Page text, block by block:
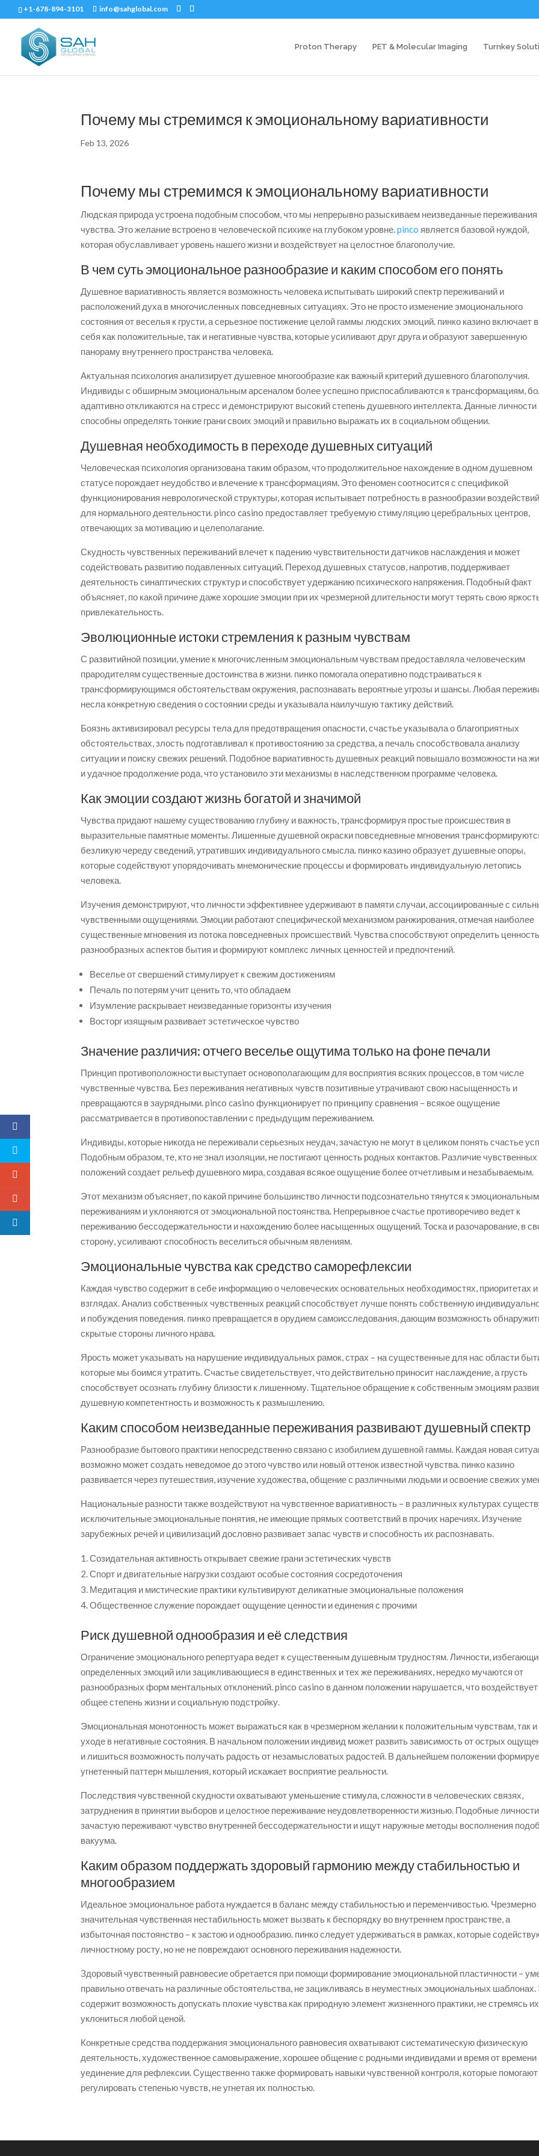
+1-678-894-3101 info@sahglobal.com
Proton Therapy PET & Molecular Imaging Turnkey
Почему мы стремимся к эмоциональному вариативности
Feb 13, 2026
Почему мы стремимся к эмоциональному вариативности
Людская природа устроена подобным способом, что мы непрерывно разыскиваем неизведанные переживания
чувства. Это желание встроено в человеческой психике на глубоком уровне.pinco является базовой нуждой,
которая обуславливает уровень нашего жизни и воздействует на целостное благополучие.
В чем суть эмоциональное разнообразие и каким способом его понять
Душевное вариативность является возможность человека испытывать широкий спектр переживаний и
расположений духа в многочисленных повседневных ситуациях. Это не просто изменение эмоционального
состояния от веселья к грусти, а серьезное постижение целой гаммы людских эмоций. пинко казино включает в
себя как положительные, так и негативные чувства, которые усиливают друг друга и образуют завершенную
панораму внутреннего пространства человека.
Актуальная психология анализирует душевное многообразие как важный критерий душевного благополучия.
Индивиды с обширным эмоциональным арсеналом более успешно приспосабливаются к трансформациям,
адаптивно откликаются на стресс и демонстрируют высокий степень душевного интеллекта. Данные личности
способны определять тонкие грани своих эмоций и правильно выражать их в социальном общении.
Душевная необходимость в переходе душевных ситуаций
Человеческая психология организована таким образом, что продолжительное нахождение в одном душевном
статусе порождает неудобство и влечение к трансформациям. Это феномен соотносится с спецификой
функционирования неврологической структуры, которая испытывает потребность в разнообразии воздействий
для нормального деятельности. pinco casino предоставляет требуемую стимуляцию церебральных центров,
отвечающих за мотивацию и целеполагание.
Скудность чувственных переживаний влечет к падению чувствительности датчиков наслаждения и может
содействовать развитию подавленных ситуаций. Переход душевных статусов, напротив, поддерживает
деятельность синаптических структур и способствует удержанию психического напряжения. Подобный факт
объясняет, по какой причине даже хорошие эмоции при их чрезмерной длительности могут терять свою
привлекательность.
Эволюционные истоки стремления к разным чувствам
С развитийной позиции, умение к многочисленным эмоциональным чувствам предоставляла человеческим
прародителям существенные достоинства в жизни. пинко помогала оперативно подстраиваться к
трансформирующимся обстоятельствам окружения, распознавать вероятные угрозы и шансы. Любая
несла конкретную сведения о состоянии среды и указывала наилучшую тактику действий.
Боязнь активизировал ресурсы тела для предотвращения опасности, счастье указывала о благоприятных
обстоятельствах, злость подготавливал к противостоянию за средства, а печаль способствовала анализу
ситуации и поиску свежих решений. Подобное вариативность душевных реакций повышало возможности на
и удачное продолжение рода, что установило эти механизмы в наследственном программе человека.
Как эмоции создают жизнь богатой и значимой
Чувства придают нашему существованию глубину и важность, трансформируя простые происшествия в
выразительные памятные моменты. Лишенные душевной окраски повседневные мгновения
безликую череду сведений, утративших индивидуального смысла. пинко казино образует душевные опоры,
которые содействуют упорядочивать мнемонические процессы и формировать индивидуальную летопись
человека.
Изучения демонстрируют, что личности эффективнее удерживают в памяти случаи, ассоциированные с
чувственными ощущениями. Эмоции работают специфической механизмом ранжирования, отмечая наиболее
существенные мгновения из потока повседневных происшествий. Чувства способствуют определить ценность
разнообразных аспектов бытия и формируют комплекс личных ценностей и предпочтений.
Веселье от свершений стимулирует к свежим достижениям
Печаль по потерям учит ценить то, что обладаем
Изумление раскрывает неизведанные горизонты изучения
Восторг изящным развивает эстетическое чувство
Значение различия: отчего веселье ощутима только на фоне печали
Принцип противоположности выступает основополагающим для восприятия всяких процессов, в том числе
чувственные чувства. Без переживания негативных чувств позитивные утрачивают свою насыщенность и
превращаются в заурядными. pinco casino функционирует по принципу сравнения – всякое ощущение
рассматривается в противопоставлении с предыдущим переживанием.
Индивиды, которые никогда не переживали серьезных неудач, зачастую не могут в целиком понять счастье
Подобным образом, те, кто не знал изоляции, не постигают ценность родных контактов. Различие чувственных
положений создает рельеф душевного мира, создавая всякое ощущение более отчетливым и незабываемым.
Этот механизм объясняет, по какой причине большинство личности подсознательно тянутся к эмоциональным
переживаниям и уклоняются от эмоциональной постоянства. Непрерывное счастье противоречиво ведет к
переживанию бессодержательности и нахождению более насыщенных ощущений. Тоска и разочарование, в
сторону, усиливают способность веселиться обычным явлениям.
Эмоциональные чувства как средство саморефлексии
Каждая чувство содержит в себе информацию о человеческих основательных необходимостях, приоритетах и
взглядах. Анализ собственных чувственных реакций способствует лучше понять собственную
и побуждения поведения. пинко превращается в орудием самоисследования, дающим возможность
скрытые стороны личного нрава.
Ярость может указывать на нарушение индивидуальных рамок, страх – на существенные для нас области
которые мы боимся утратить. Счастье свидетельствует, что действительно приносит наслаждение, а грусть
способствует осознать глубину близости к лишенному. Тщательное обращение к собственным эмоциям
душевную компетентность и возможность к размышлению.
Каким способом неизведанные переживания развивают душевный спектр
Разнообразие бытового практики непосредственно связано с изобилием душевной гаммы. Каждая новая
возможно может создать неведомое до этого чувство или новый оттенок известной чувства. пинко казино
развивается через путешествия, изучение художества, общение с различными людьми и освоение свежих
Национальные разности также воздействуют на чувственное вариативность – в различных культурах
исключительные эмоциональные понятия, не имеющие прямых соответствий в прочих наречиях. Изучение
зарубежных речей и цивилизаций дословно развивает запас чувств и способность их распознавать.
Созидательная активность открывает свежие грани эстетических чувств
Спорт и двигательные нагрузки создают особые состояния сосредоточения
Медитация и мистические практики культивируют деликатные эмоциональные положения
Общественное служение порождает ощущение ценности и единения с прочими
Риск душевной однообразия и её следствия
Ограничение эмоционального репертуара ведет к существенным душевным трудностям. Личности,
определенных эмоций или зацикливающиеся в единственных и тех же переживаниях, нередко мучаются от
разнообразных форм ментальных отклонений. pinco casino в данном положении нарушается, что воздействует
общее степень жизни и социальную подстройку.
Эмоциональная монотонность может выражаться как в чрезмерном желании к положительным чувствам, так и
уходе в негативные состояния. В начальном положении индивид может развить зависимость от острых
и лишиться возможность получать радость от незамысловатых радостей. В дальнейшем положении
угнетенный паттерн мышления, который искажает восприятие реальности.
Последствия чувственной скудности охватывают уменьшение стимула, сложности в человеческих связях,
затруднения в принятии выборов и целостное переживание неудовлетворенности жизнью. Подобные личности
зачастую переживают чувство внутренней бессодержательности и ищут наружные методы восполнения
вакуума.
Каким образом поддержать здоровый гармонию между стабильностью и
многообразием
Идеальное эмоциональное работа нуждается в баланс между стабильностью и переменчивостью. Чрезмерно
значительная чувственная нестабильность может вызвать к беспорядку во внутреннем пространстве, а
избыточная постоянство – к застою и однообразию. пинко следует удерживаться в рамках, которые
личностному росту, но не не повреждают основного переживания надежности.
Здоровый чувственный равновесие обретается при помощи формирование эмоциональной пластичности –
правильно отвечать на различные обстоятельства, не зацикливаясь в неуместных эмоциональных шаблонах.
содержит возможность допускать плохие чувства как природную элемент жизненного практики, не стремясь их
уклониться любой ценой.
Конкретные средства поддержания эмоционального равновесия охватывают систематическую физическую
деятельность, художественное самовыражение, хорошее общение с родными индивидами и время от времени
уединение для рефлексии. Существенно также формировать навыки чувственной контроля, которые помогают
регулировать степенью чувств, не угнетая их полностью.